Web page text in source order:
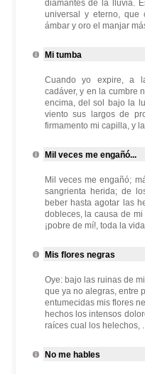
diamantes de la lluvia.
universal y eterno, que
ámbar y oro el manjar
Mi tumba
Cuando yo expire, a
cadáver, y en la cumbre
encima, del sol bajo la
viento sus largos de
firmamento mi capilla, y
Mil veces me engañó...
Mil veces me engañó;
sangrienta herida; de
beber hasta agotar las
dobleces, la causa de
¡pobre de mí!, toda la
Mis flores negras
Oye: bajo las ruinas de
que ya no alegras, entre
entumecidas mis flores
hechos los intensos
raíces cual los helechos,
No me hables